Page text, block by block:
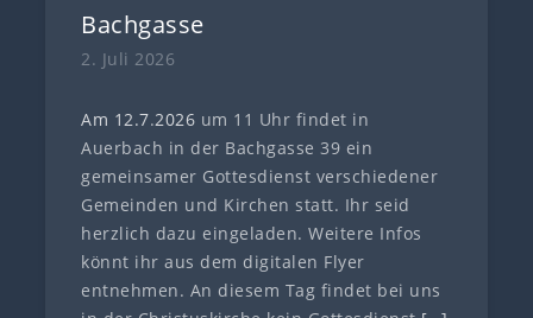
Bachgasse
2. Juli 2026
Am 12.7.2026 um 11 Uhr findet in
Auerbach in der Bachgasse 39 ein
gemeinsamer Gottesdienst verschiedener
Gemeinden und Kirchen statt. Ihr seid
herzlich dazu eingeladen. Weitere Infos
könnt ihr aus dem digitalen Flyer
entnehmen. An diesem Tag findet bei uns